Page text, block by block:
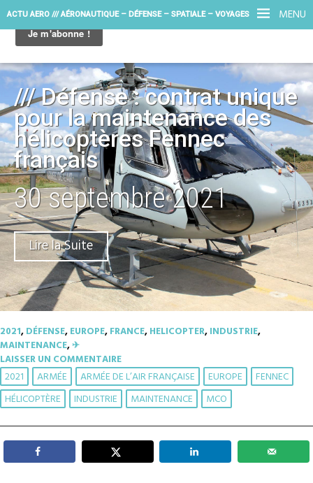
MENU
ACTU AERO /// AÉRONAUTIQUE – DÉFENSE – SPATIALE – VOYAGES
/// Défense : contrat unique
pour la maintenance des
hélicoptères Fennec
français
30 septembre 2021
Lire la Suite
2021,DÉFENSE,EUROPE,FRANCE,HELICOPTER,INDUSTRIE,
MAINTENANCE,✈︎
LAISSER UN COMMENTAIRE
2021 ARMÉE ARMÉE DE L’AIR FRANÇAISE EUROPE
FENNEC
HÉLICOPTÈRE
INDUSTRIE MAINTENANCE MCO